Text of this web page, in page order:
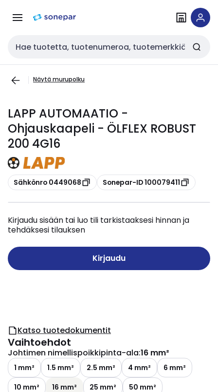
navigointiinsisältöön
Haku
Näytä murupolku
LAPP AUTOMAATIO -
Ohjauskaapeli - ÖLFLEX ROBUST
200 4G16
Kopioi
Sähkönro 0449068 Kopioi
Sonepar-ID 100079411
Kirjaudu sisään tai luo tili tarkistaaksesi hinnan ja
tehdäksesi tilauksen
Kirjaudu
Katso tuotedokumentit
Vaihtoehdot
Johtimen nimellispoikkipinta-ala:16 mm²
1 mm² 1.5 mm² 2.5 mm² 4 mm²
6 mm²
10 mm²
16 mm² 25 mm² 50 mm²